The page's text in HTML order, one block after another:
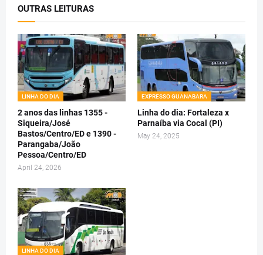
OUTRAS LEITURAS
LINHA DO DIA
2 anos das linhas 1355 -
Siqueira/José
Bastos/Centro/ED e 1390 -
Parangaba/João
Pessoa/Centro/ED
April 24, 2026
EXPRESSO GUANABARA
Linha do dia: Fortaleza x
Parnaíba via Cocal (PI)
May 24, 2025
LINHA DO DIA